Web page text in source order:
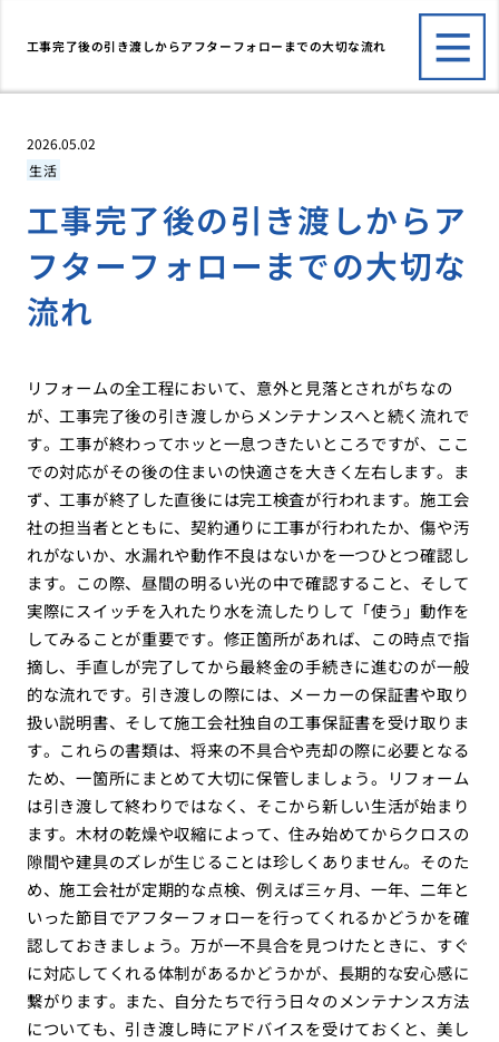
工事完了後の引き渡しからアフターフォローまでの大切な流れ
2026.05.02
生活
工事完了後の引き渡しからア
フターフォローまでの大切な
流れ
リフォームの全工程において、意外と見落とされがちなの
が、工事完了後の引き渡しからメンテナンスへと続く流れで
す。工事が終わってホッと一息つきたいところですが、ここ
での対応がその後の住まいの快適さを大きく左右します。ま
ず、工事が終了した直後には完工検査が行われます。施工会
社の担当者とともに、契約通りに工事が行われたか、傷や汚
れがないか、水漏れや動作不良はないかを一つひとつ確認し
ます。この際、昼間の明るい光の中で確認すること、そして
実際にスイッチを入れたり水を流したりして「使う」動作を
してみることが重要です。修正箇所があれば、この時点で指
摘し、手直しが完了してから最終金の手続きに進むのが一般
的な流れです。引き渡しの際には、メーカーの保証書や取り
扱い説明書、そして施工会社独自の工事保証書を受け取りま
す。これらの書類は、将来の不具合や売却の際に必要となる
ため、一箇所にまとめて大切に保管しましょう。リフォーム
は引き渡して終わりではなく、そこから新しい生活が始まり
ます。木材の乾燥や収縮によって、住み始めてからクロスの
隙間や建具のズレが生じることは珍しくありません。そのた
め、施工会社が定期的な点検、例えば三ヶ月、一年、二年と
いった節目でアフターフォローを行ってくれるかどうかを確
認しておきましょう。万が一不具合を見つけたときに、すぐ
に対応してくれる体制があるかどうかが、長期的な安心感に
繋がります。また、自分たちで行う日々のメンテナンス方法
についても、引き渡し時にアドバイスを受けておくと、美し